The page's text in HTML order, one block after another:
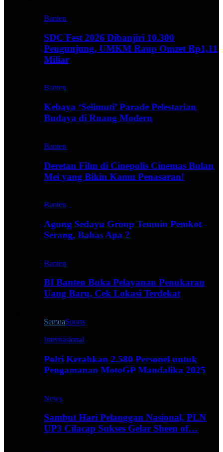
Banten
SDC Fest 2026 Dibanjiri 10.300
Pengunjung, UMKM Raup Omzet Rp1,11
Miliar
Banten
Kebaya ‘Selimuti’ Parade Pelestarian
Budaya di Ruang Modern
Banten
Deretan Film di Cinepolis Cinemas Bulan
Mei yang Bikin Kamu Penasaran!
Banten
Agung Sedayu Group Temuin Pemkot
Serang, Bahas Apa ?
Banten
BI Banten Buka Pelayanan Penukaran
Uang Baru, Cek Lokasi Terdekat
SemuaSports
Internasional
Polri Kerahkan 2.580 Personel untuk
Pengamanan MotoGP Mandalika 2025
News
Sambut Hari Pelanggan Nasional, PLN
UP3 Cilacap Sukses Gelar Sheen of…